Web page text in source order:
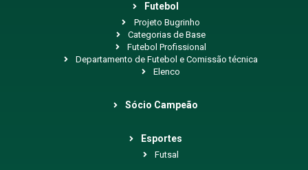
Futebol
Projeto Bugrinho
Categorias de Base
Futebol Profissional
Departamento de Futebol e Comissão técnica
Elenco
Sócio Campeão
Esportes
Futsal